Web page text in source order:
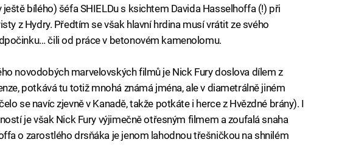
bílého) šéfa SHIELDu s ksichtem Davida Hasselhoffa (!) při
z Hydry. Předtím se však hlavní hrdina musí vrátit ze svého
čili od práce v betonovém kamenolomu.
novodobých marvelovských filmů je Nick Fury doslova dílem z
potkává tu totiž mnohá známá jména, ale v diametrálně jiném
se navíc zjevně v Kanadě, takže potkáte i herce z Hvězdné brány). I
je však Nick Fury výjimečně otřesným filmem a zoufalá snaha
o zarostlého drsňáka je jenom lahodnou třešničkou na shnilém